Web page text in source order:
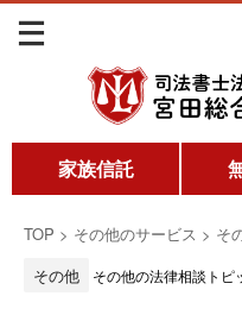
家族信託
TOP > その他のサービス > そ
その他
その他の法律相談トピ